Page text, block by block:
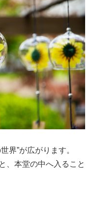
界”が広がります。
、本堂の中へ入ること